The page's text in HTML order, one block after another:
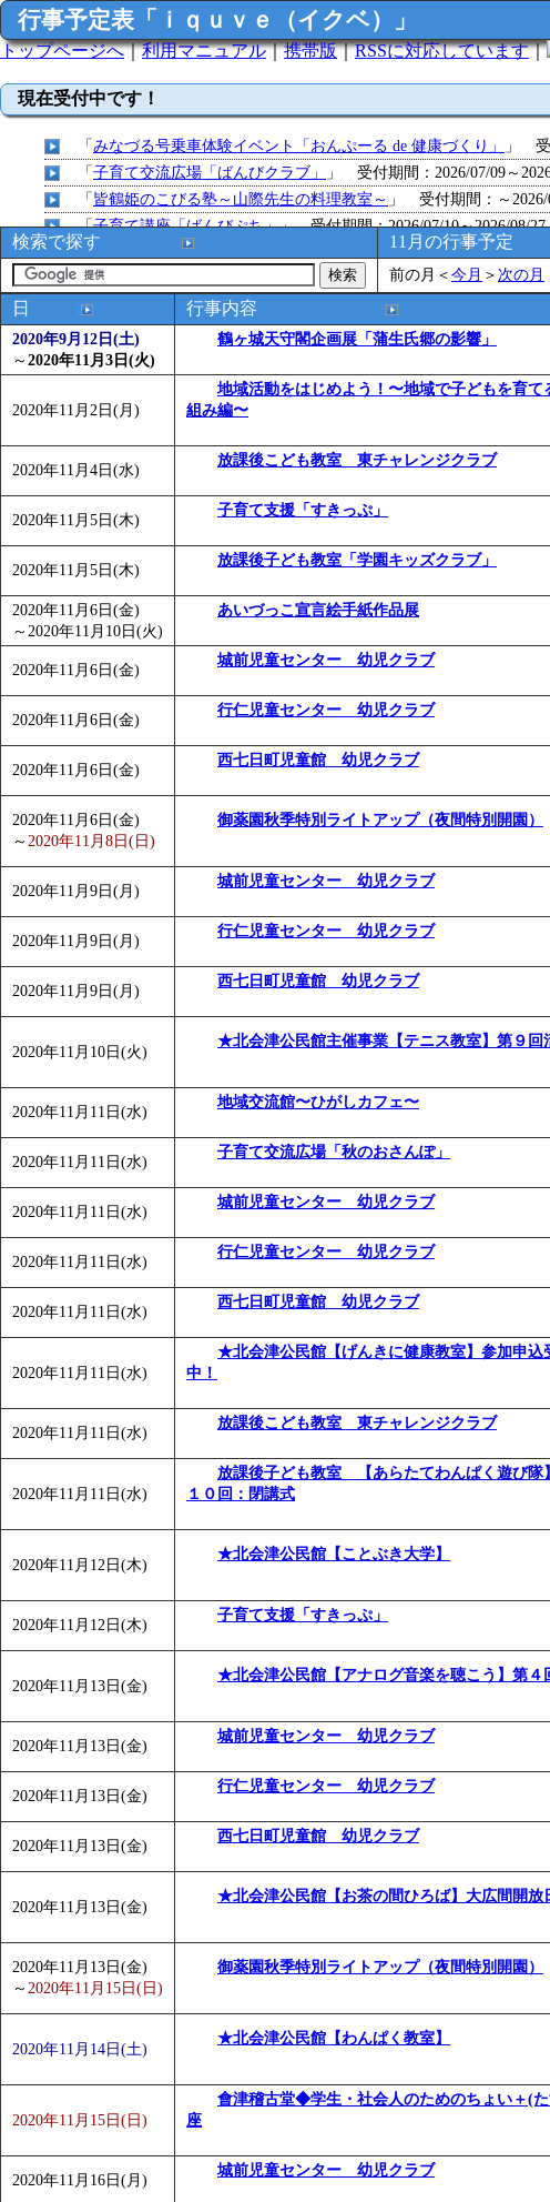
行事予定表「ｉｑｕｖｅ（イクベ）」
トップページへ｜利用マニュアル｜携帯版｜RSSに対応しています｜
現在受付中です！
「みなづる号乗車体験イベント「おんぷーる de 健康づくり」
」 受
「子育て交流広場「ばんびクラブ」
」 受付期間：2026/07/09～
「皆鶴姫のこびる塾～山際先生の料理教室～ 」 受付期間：～2026/
「子育て講座「ばんびぷち」」 受付期間：2026/07/10～2026/08/27
「 子育て交流広場「ばんびクラブ」
」 受付期間：2026/07/13～
「子育て交流広場「ばんびクラブ」
」 受付期間：2026/08/10～2026/
「 赤ちゃん子育て講座「ばんびぷち」
」 受付期間：2026/08/10～
「赤ちゃん子育て講座「ばんびぷち」」 受付期間：2026/08/10～
「 まだまだ暑い！コミプの夏！！第11回 水中レクリエーション
皆鶴姫のこびる塾～山際先生の料理教室～ 」 受付期間：～2026/
「みなづる号乗車体験イベント「おんぷーる de 健康づくり」
」
」 受付期間：～
「みなづる号乗車体験イベント「おんぷーる de 健康づくり」
」
「皆鶴姫のこびる塾～山際先生の料理教室～」 受付期間：～2026/
「みなづる号乗車体験イベント「おんぷーる de 健康づくり」 」
検索で探す 11月の行事予定
前の月 ＜今月 ＞ 次の月
日 行事内容
2020年9月12日(土)
～2020年11月3日(火)
鶴ヶ城天守閣企画展「蒲生氏郷の影響」
2020年11月2日(月)
地域活動をはじめよう！〜地域で子どもを育て
組み編〜
2020年11月4日(水)
放課後こども教室 東チャレンジクラブ
2020年11月5日(木)
子育て支援「すきっぷ」
2020年11月5日(木)
放課後子ども教室「学園キッズクラブ」
2020年11月6日(金)
～ 2020年11月10日(火)
あいづっこ宣言絵手紙作品展
2020年11月6日(金)
城前児童センター 幼児クラブ
2020年11月6日(金)
行仁児童センター 幼児クラブ
2020年11月6日(金)
西七日町児童館 幼児クラブ
2020年11月6日(金)
～ 2020年11月8日(日)
御薬園秋季特別ライトアップ（夜間特別開園）
2020年11月9日(月)
城前児童センター 幼児クラブ
2020年11月9日(月)
行仁児童センター 幼児クラブ
2020年11月9日(月)
西七日町児童館 幼児クラブ
2020年11月10日(火)
★北会津公民館主催事業【テニス教室】第９回
2020年11月11日(水)
地域交流館〜ひがしカフェ〜
2020年11月11日(水)
子育て交流広場「秋のおさんぽ」
2020年11月11日(水)
城前児童センター 幼児クラブ
2020年11月11日(水)
行仁児童センター 幼児クラブ
2020年11月11日(水)
西七日町児童館 幼児クラブ
2020年11月11日(水)
★北会津公民館【げんきに健康教室】参加申込
中！
2020年11月11日(水)
放課後こども教室 東チャレンジクラブ
2020年11月11日(水)
放課後子ども教室 【あらたてわんぱく遊び
１０回：閉講式
2020年11月12日(木)
★北会津公民館【ことぶき大学】
2020年11月12日(木)
子育て支援「すきっぷ」
2020年11月13日(金)
★北会津公民館【アナログ音楽を聴こう】第４
2020年11月13日(金)
城前児童センター 幼児クラブ
2020年11月13日(金)
行仁児童センター 幼児クラブ
2020年11月13日(金)
西七日町児童館 幼児クラブ
2020年11月13日(金)
★北会津公民館【お茶の間ひろば】大広間開放
2020年11月13日(金)
～ 2020年11月15日(日)
御薬園秋季特別ライトアップ（夜間特別開園）
2020年11月14日(土)
★北会津公民館【わんぱく教室】
2020年11月15日(日)
會津稽古堂◆学生・社会人のためのちょい＋(
座
2020年11月16日(月)
城前児童センター 幼児クラブ